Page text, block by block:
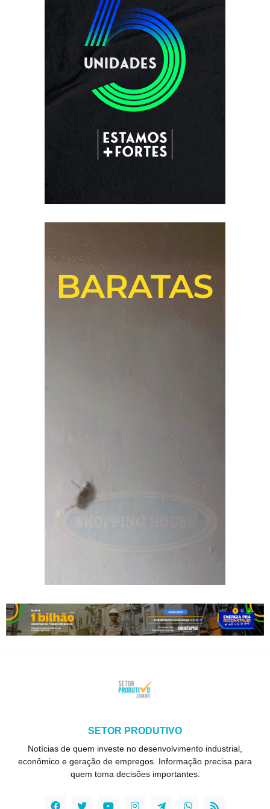
SETOR PRODUTIVO
Notícias de quem investe no desenvolvimento industrial,
econômico e geração de empregos. Informação precisa para
quem toma decisões importantes.